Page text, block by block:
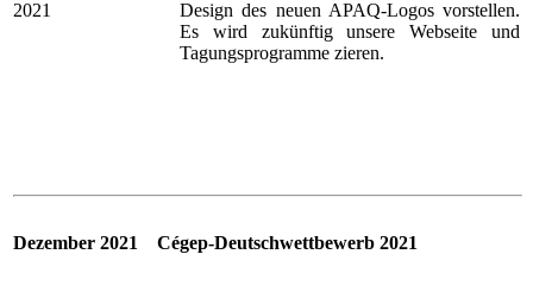
Design des neuen APAQ-Logos vorstellen.
Es wird zukünftig unsere Webseite und
Tagungsprogramme zieren.
Dezember 2021 Cégep-Deutschwettbewerb 2021